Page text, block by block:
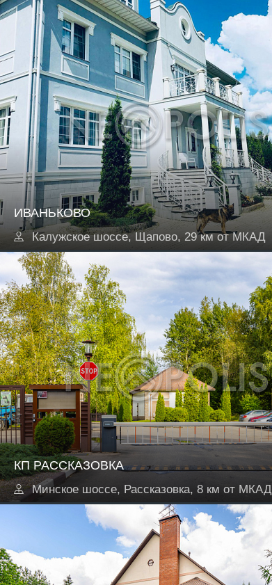
ИВАНЬКОВО
Калужское шоссе, Щапово, 29 км от МКАД
КП РАССКАЗОВКА
Минское шоссе, Рассказовка, 8 км от МКАД